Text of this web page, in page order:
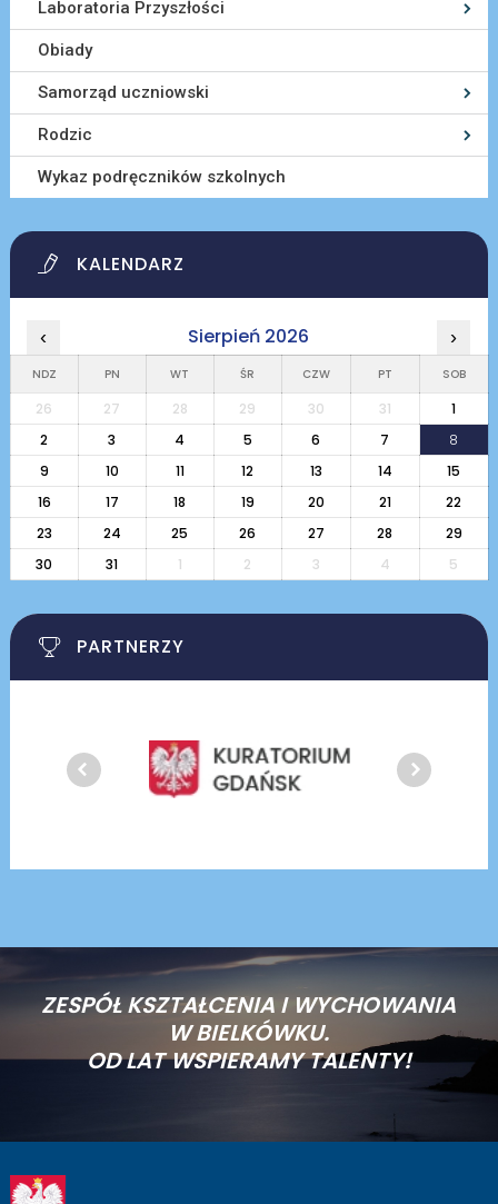
Laboratoria Przyszłości
Obiady
Samorząd uczniowski
Rodzic
Wykaz podręczników szkolnych
KALENDARZ
‹ Sierpień 2026 ›
NDZ PN WT ŚR CZW PT SOB
26 27 28 29 30 31
1
2
3 4 5 6 7
8
9
10 11 12 13 14
15
16
17 18 19 20 21
22
23
24 25 26 27 28
29
30
31 1 2 3 4 5
PARTNERZY
ZESPÓŁ KSZTAŁCENIA I WYCHOWANIA
W BIELKÓWKU.
OD LAT WSPIERAMY TALENTY!